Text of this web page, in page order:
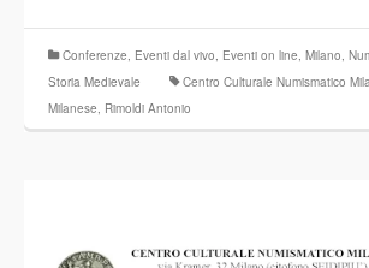
Conferenze, Eventi dal vivo, Eventi on line, Milano,
Storia Medievale
Centro Culturale Numismatico
Milanese, Rimoldi Antonio